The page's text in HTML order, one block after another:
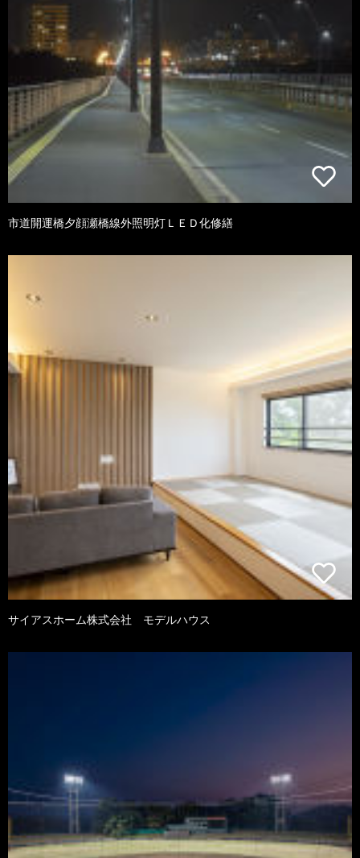
市道開運橋夕顔瀬橋線外照明灯ＬＥＤ化修繕
サイアスホーム株式会社 モデルハウス